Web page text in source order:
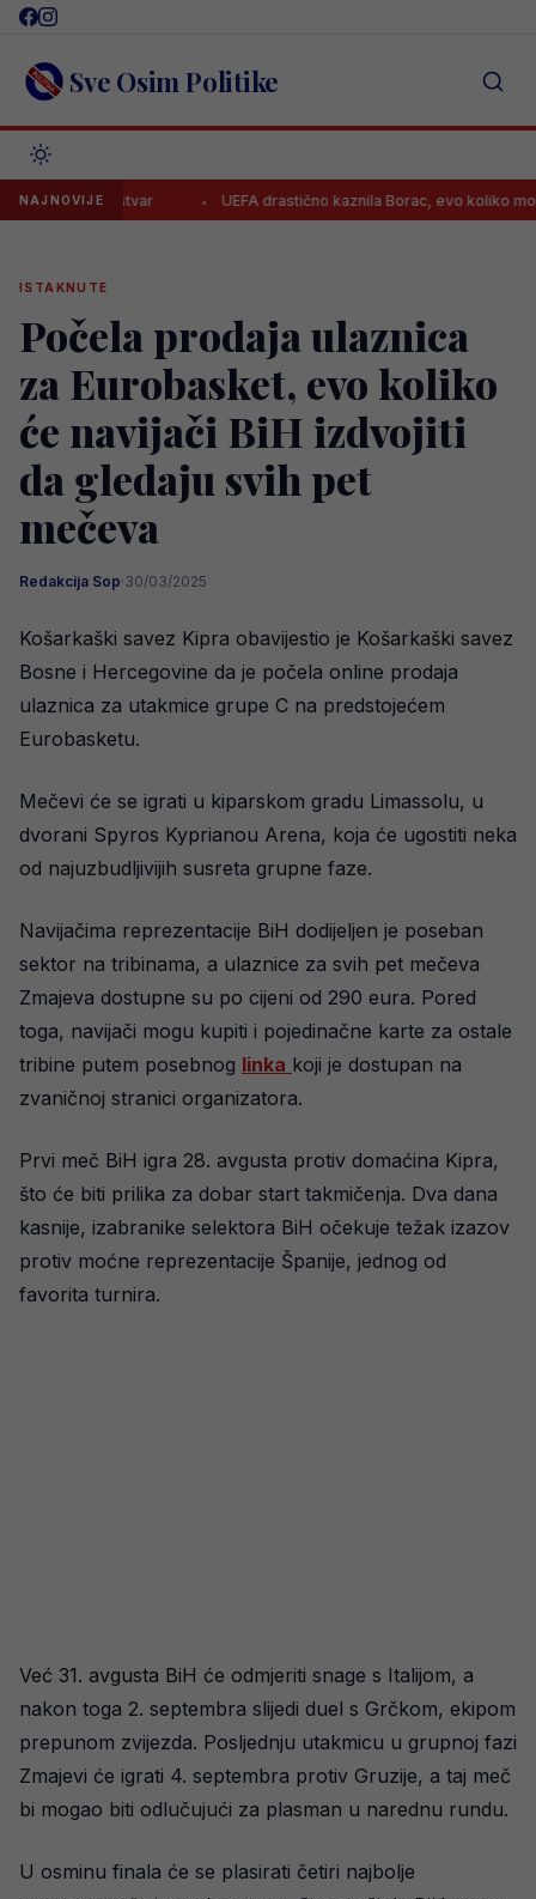
Skip
content Sve Osim Politike
NAJNOVIJE
jednu stvar UEFA drastično kaznila Borac, evo koliko moraju
ISTAKNUTE
Počela prodaja ulaznica
za Eurobasket, evo koliko
će navijači BiH izdvojiti
da gledaju svih pet
mečeva
Redakcija Sop·30/03/2025
Košarkaški savez Kipra obavijestio je Košarkaški savez
Bosne i Hercegovine da je počela online prodaja
ulaznica za utakmice grupe C na predstojećem
Eurobasketu.
Mečevi će se igrati u kiparskom gradu Limassolu, u
dvorani Spyros Kyprianou Arena, koja će ugostiti neka
od najuzbudljivijih susreta grupne faze.
Navijačima reprezentacije BiH dodijeljen je poseban
sektor na tribinama, a ulaznice za svih pet mečeva
Zmajeva dostupne su po cijeni od 290 eura. Pored
toga, navijači mogu kupiti i pojedinačne karte za ostale
tribine putem posebnog linka koji je dostupan na
zvaničnoj stranici organizatora.
Prvi meč BiH igra 28. avgusta protiv domaćina Kipra,
što će biti prilika za dobar start takmičenja. Dva dana
kasnije, izabranike selektora BiH očekuje težak izazov
protiv moćne reprezentacije Španije, jednog od
favorita turnira.
Već 31. avgusta BiH će odmjeriti snage s Italijom, a
nakon toga 2. septembra slijedi duel s Grčkom, ekipom
prepunom zvijezda. Posljednju utakmicu u grupnoj fazi
Zmajevi će igrati 4. septembra protiv Gruzije, a taj meč
bi mogao biti odlučujući za plasman u narednu rundu.
U osminu finala će se plasirati četiri najbolje